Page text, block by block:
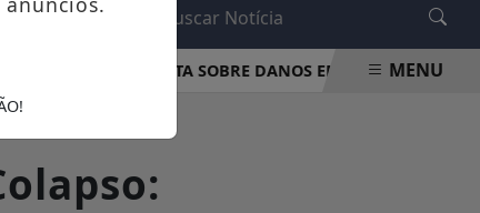
PROCON-RJ ORIENTA SOBRE DANOS EM APARELHOS POR
MENU